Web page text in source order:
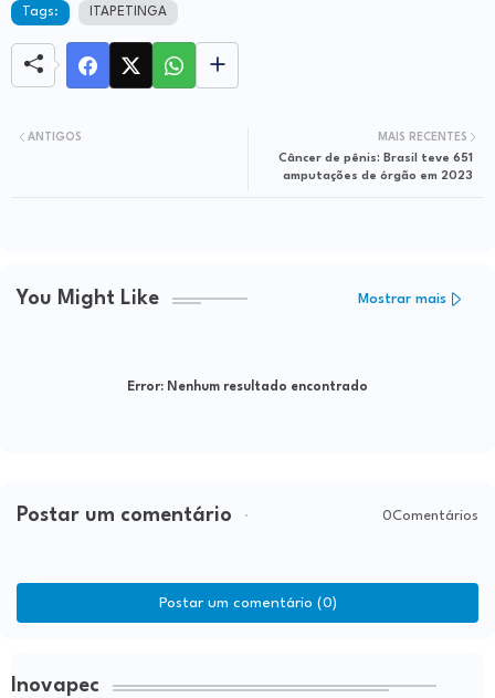
Tags: ITAPETINGA
MAIS RECENTES
Câncer de pênis: Brasil teve 651
amputações de órgão em 2023
ANTIGOS
You Might Like Mostrar mais
Error: Nenhum resultado encontrado
Postar um comentário 0Comentários
Postar um comentário (0)
Inovapec